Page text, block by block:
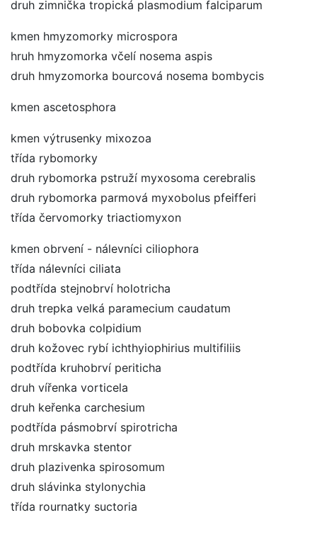
druh zimnička tropická plasmodium falciparum
kmen hmyzomorky microspora
hruh hmyzomorka včelí nosema aspis
druh hmyzomorka bourcová nosema bombycis
kmen ascetosphora
kmen výtrusenky mixozoa
třída rybomorky
druh rybomorka pstruží myxosoma cerebralis
druh rybomorka parmová myxobolus pfeifferi
třída červomorky triactiomyxon
kmen obrvení - nálevníci ciliophora
třída nálevníci ciliata
podtřída stejnobrví holotricha
druh trepka velká paramecium caudatum
druh bobovka colpidium
druh kožovec rybí ichthyiophirius multifiliis
podtřída kruhobrví periticha
druh vířenka vorticela
druh keřenka carchesium
podtřída pásmobrví spirotricha
druh mrskavka stentor
druh plazivenka spirosomum
druh slávinka stylonychia
třída rournatky suctoria